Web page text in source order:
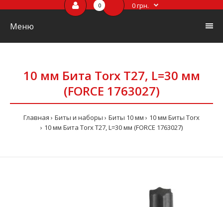
0 0 грн.
Меню
10 мм Бита Torx T27, L=30 мм
(FORCE 1763027)
Главная Биты и наборы Биты 10 мм
10 мм Биты Torx
10 мм Бита Torx T27, L=30 мм (FORCE 1763027)